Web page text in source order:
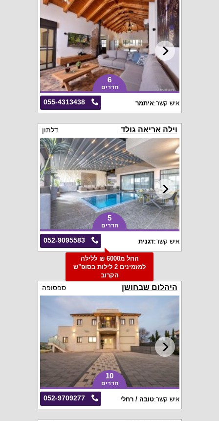
6
חדרים
055-4313438 איש קשר:איתמר
וילה אריאה גולד דלתון
5
חדרים
052-9095583 איש קשר:דגנית
החל מ6000 ₪ ללילה
למזמינים 2 לילות בסופ"ש
הקרוב
היהלום שבחושן ספסופה
10
חדרים
052-9709277 איש קשר:טובה / רחלי